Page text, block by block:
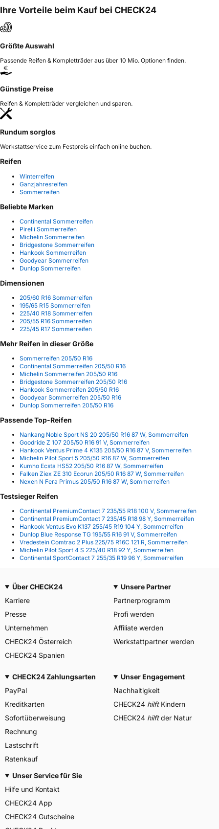
Ihre Vorteile beim Kauf bei CHECK24
Größte Auswahl
Passende Reifen & Kompletträder aus über 10 Mio. Optionen finden.
Günstige Preise
Reifen & Kompletträder vergleichen und sparen.
Rundum sorglos
Werkstattservice zum Festpreis einfach online buchen.
Reifen
Winterreifen
Ganzjahresreifen
Sommerreifen
Beliebte Marken
Continental Sommerreifen
Pirelli Sommerreifen
Michelin Sommerreifen
Bridgestone Sommerreifen
Hankook Sommerreifen
Goodyear Sommerreifen
Dunlop Sommerreifen
Dimensionen
205/60 R16 Sommerreifen
195/65 R15 Sommerreifen
225/40 R18 Sommerreifen
205/55 R16 Sommerreifen
225/45 R17 Sommerreifen
Mehr Reifen in dieser Größe
Sommerreifen 205/50 R16
Continental Sommerreifen 205/50 R16
Michelin Sommerreifen 205/50 R16
Bridgestone Sommerreifen 205/50 R16
Hankook Sommerreifen 205/50 R16
Goodyear Sommerreifen 205/50 R16
Dunlop Sommerreifen 205/50 R16
Passende Top-Reifen
Nankang Noble Sport NS 20 205/50 R16 87 W, Sommerreifen
Goodride Z 107 205/50 R16 91 V, Sommerreifen
Hankook Ventus Prime 4 K135 205/50 R16 87 V, Sommerreifen
Michelin Pilot Sport 5 205/50 R16 87 W, Sommerreifen
Kumho Ecsta HS52 205/50 R16 87 W, Sommerreifen
Falken Ziex ZE 310 Ecorun 205/50 R16 87 W, Sommerreifen
Nexen N Fera Primus 205/50 R16 87 W, Sommerreifen
Testsieger Reifen
Continental PremiumContact 7 235/55 R18 100 V, Sommerreifen
Continental PremiumContact 7 235/45 R18 98 Y, Sommerreifen
Hankook Ventus Evo K137 255/45 R19 104 Y, Sommerreifen
Dunlop Blue Response TG 195/55 R16 91 V, Sommerreifen
Vredestein Comtrac 2 Plus 225/75 R16C 121 R, Sommerreifen
Michelin Pilot Sport 4 S 225/40 R18 92 Y, Sommerreifen
Continental SportContact 7 255/35 R19 96 Y, Sommerreifen
Über CHECK24
Karriere
Presse
Unternehmen
CHECK24 Österreich
CHECK24 Spanien
Unsere Partner
Partnerprogramm
Profi werden
Affiliate werden
Werkstattpartner werden
CHECK24 Zahlungsarten
PayPal
Kreditkarten
Sofortüberweisung
Rechnung
Lastschrift
Ratenkauf
Unser Engagement
Nachhaltigkeit
CHECK24 hilftKindern
CHECK24 hilftder Natur
Unser Service für Sie
Hilfe und Kontakt
CHECK24 App
CHECK24 Gutscheine